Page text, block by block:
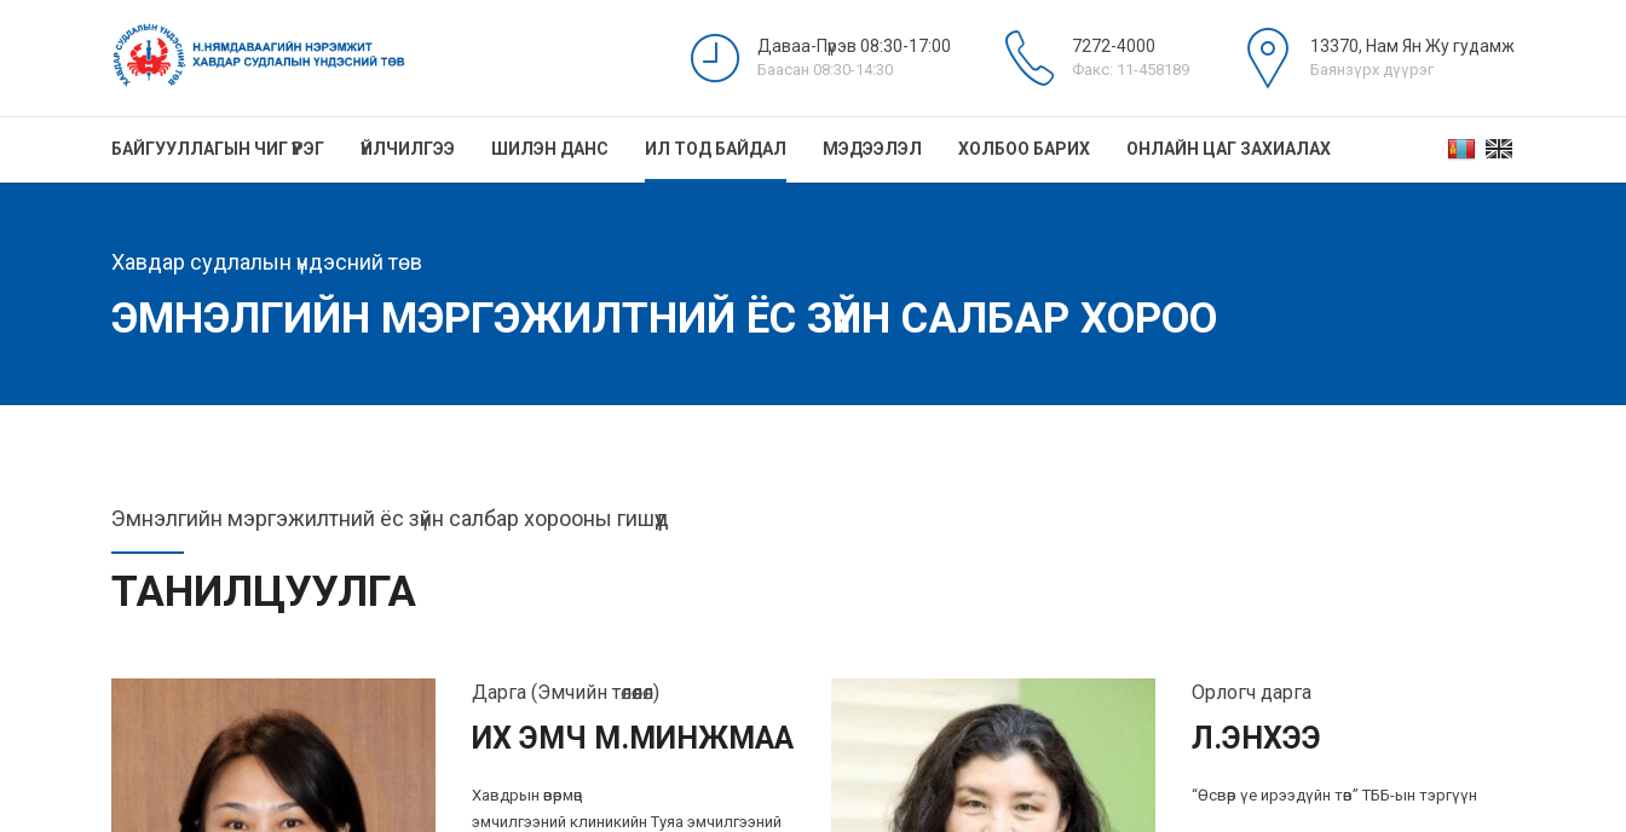
Даваа-Пүрэв 08:30-17:00
Баасан 08:30-14:30
7272-4000
Факс: 11-458189
13370, Нам Ян Жу гудамж
Баянзүрх дүүрэг
БАЙГУУЛЛАГЫН ЧИГ ҮҮРЭГ ҮЙЛЧИЛГЭЭ ШИЛЭН ДАНС ИЛ ТОД БАЙДАЛ МЭДЭЭЛЭЛ ХОЛБОО БАРИХ ОНЛАЙН ЦАГ ЗАХИАЛАХ
Хавдар судлалын үндэсний төв
ЭМНЭЛГИЙН МЭРГЭЖИЛТНИЙ ЁС ЗҮЙН САЛБАР ХОРОО
Эмнэлгийн мэргэжилтний ёс зүйн салбар хорооны гишүүд
ТАНИЛЦУУЛГА
Дарга (Эмчийн төлөөлөл)
ИХ ЭМЧ М.МИНЖМАА
Хавдрын өвөрмөц
эмчилгээний клиникийн Туяа эмчилгээний
Орлогч дарга
Л.ЭНХЭЭ
“Өсвөр үе ирээдүйн төв” ТББ-ын тэргүүн